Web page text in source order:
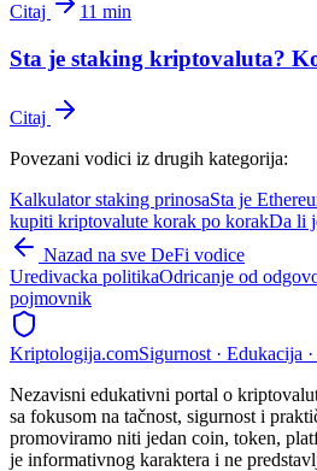
Citaj 11 min
Sta je staking kriptovaluta?
Citaj
Povezani vodici iz drugih kategorija:
Kalkulator staking prinosaSta je
kupiti kriptovalute korak po korakDa li
Nazad na sve DeFi vodice
Uredivacka politikaOdricanje od
pojmovnik
Kriptologija.comSigurnost · Edukacija
Nezavisni edukativni portal o
sa fokusom na tačnost, sigurnost i
promoviramo niti jedan coin, token,
je informativnog karaktera i ne